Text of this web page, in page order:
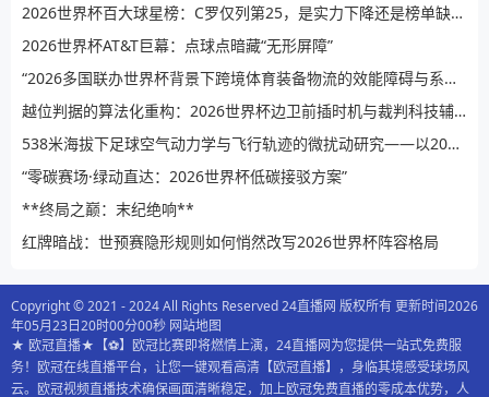
2026世界杯百大球星榜：C罗仅列第25，是实力下降还是榜单缺乏公信力？
2026世界杯AT&T巨幕：点球点暗藏“无形屏障”
“2026多国联办世界杯背景下跨境体育装备物流的效能障碍与系统性提升路径”
越位判据的算法化重构：2026世界杯边卫前插时机与裁判科技辅助决策的演进逻辑
538米海拔下足球空气动力学与飞行轨迹的微扰动研究——以2026世界杯BBVA球场为例
“零碳赛场·绿动直达：2026世界杯低碳接驳方案”
**终局之巅：末纪绝响**
红牌暗战：世预赛隐形规则如何悄然改写2026世界杯阵容格局
Copyright © 2021 - 2024 All Rights Reserved 24直播网 版权所有 更新时间2026
年05月23日20时00分00秒 网站地图
★ 欧冠直播★【⚽️】欧冠比赛即将燃情上演，24直播网为您提供一站式免费服
务！欧冠在线直播平台，让您一键观看高清【欧冠直播】，身临其境感受球场风
云。欧冠视频直播技术确保画面清晰稳定，加上欧冠免费直播的零成本优势，人